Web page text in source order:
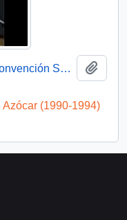
Discurso Presidente Aylwin en Convención Santiago: Video
(1990-1994)